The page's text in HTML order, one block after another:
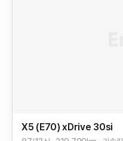
X5 (E70) xDrive 30si